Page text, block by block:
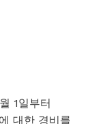
1일부터
대한 경비를